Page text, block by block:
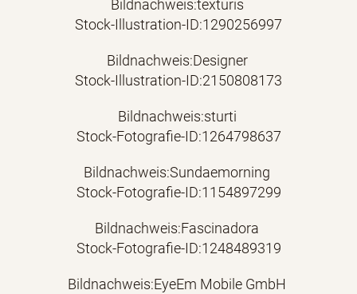
Bildnachweis:texturis
Stock-Illustration-ID:1290256997
Bildnachweis:Designer
Stock-Illustration-ID:2150808173
Bildnachweis:sturti
Stock-Fotografie-ID:1264798637
Bildnachweis:Sundaemorning
Stock-Fotografie-ID:1154897299
Bildnachweis:Fascinadora
Stock-Fotografie-ID:1248489319
Bildnachweis:EyeEm Mobile GmbH